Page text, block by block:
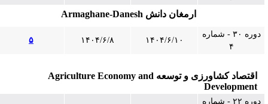
ارمغان دانش Armaghane-Danesh
دوره ۳۰ - شماره
۱۴۰۴/۶/۱۰ ۱۴۰۴/۶/۸
اقتصاد کشاورزی و توسعه Agriculture Economy and
Development
دوره ۲۲ - شماره